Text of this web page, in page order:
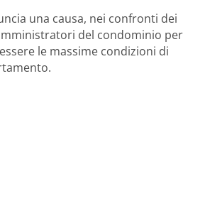
una causa, nei confronti dei
del condominio per
le massime condizioni di